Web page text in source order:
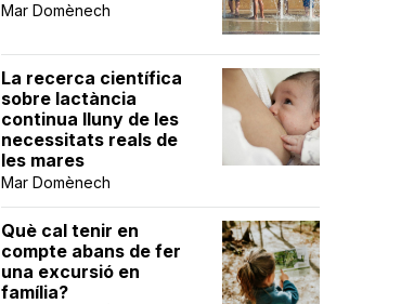
Mar Domènech
La recerca científica
sobre lactància
continua lluny de les
necessitats reals de
les mares
Mar Domènech
Què cal tenir en
compte abans de fer
una excursió en
família?